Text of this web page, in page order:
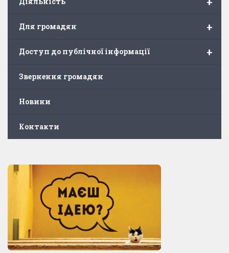
+
Для громадян
+
Доступ до публічної інформації
Звернення громадян
Новини
Контакти